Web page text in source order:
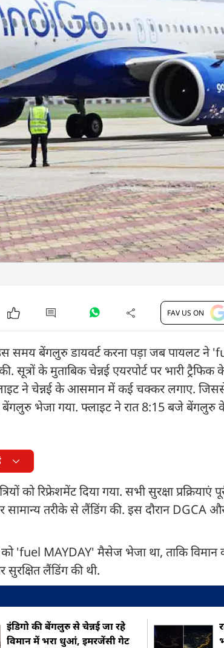
FAV US ON
उस समय बेंगलुरु डायवर्ट करना पड़ा जब पायलट ने
के मुताबिक चेन्नई एयरपोर्ट पर भारी ट्रैफिक
ने चेन्नई के आसमान में कई चक्कर लगाए.
बेंगलुरु भेजा गया. फ्लाइट ने रात 8:15 बजे बेंगलुरु
को रिफ्रेशमेंट दिया गया. सभी सुरक्षा प्रक्रियाएं
सामान्य तरीके से लैंडिंग की. इस दौरान DGCA
'fuel MAYDAY' मैसेज भेजा था, ताकि विमान
लैंडिंग की थी.
इंडिगो की बेंगलुरु से चेन्नई जा रहे
विमान में भरा धुआं, इमरजेंसी गेट